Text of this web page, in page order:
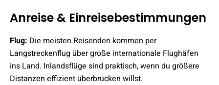
Anreise & Einreisebestimmungen
Flug: Die meisten Reisenden kommen per
Langstreckenflug über große internationale Flughäfen
ins Land. Inlandsflüge sind praktisch, wenn du größere
Distanzen effizient überbrücken willst.